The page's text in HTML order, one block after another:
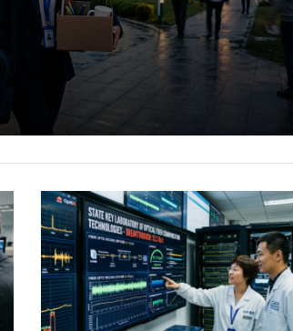
Zirveye Ulaştı
Paketleme
Detaylar